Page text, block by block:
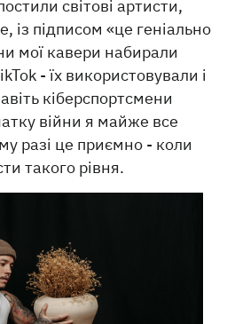
світові артисти,
із підписом «це геніально
мої кавери набирали
- їх використовували і
кіберспортсмени
війни я майже все
разі це приємно - коли
такого рівня.